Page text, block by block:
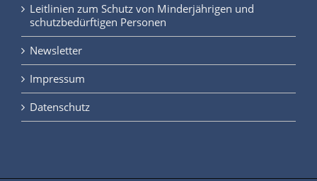
Leitlinien zum Schutz von Minderjährigen und
schutzbedürftigen Personen
Newsletter
Impressum
Datenschutz